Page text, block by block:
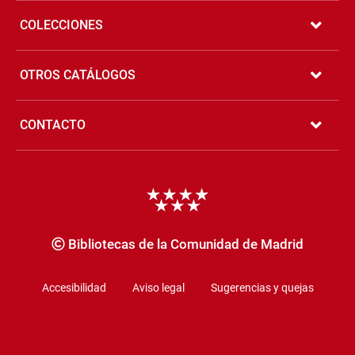
COLECCIONES
OTROS CATÁLOGOS
CONTACTO
Bibliotecas de la Comunidad de Madrid
Accesibilidad Aviso legal Sugerencias y quejas